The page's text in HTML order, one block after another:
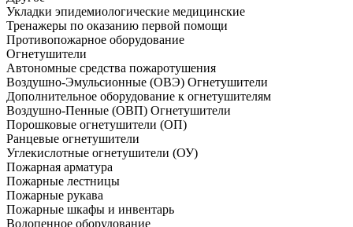
Укладки эпидемиологические медицинские
Тренажеры по оказанию первой помощи
Противопожарное оборудование
Огнетушители
Автономные средства пожаротушения
Воздушно-Эмульсионные (ОВЭ) Огнетушители
Дополнительное оборудование к огнетушителям
Воздушно-Пенные (ОВП) Огнетушители
Порошковые огнетушители (ОП)
Ранцевые огнетушители
Углекислотные огнетушители (ОУ)
Пожарная арматура
Пожарные лестницы
Пожарные рукава
Пожарные шкафы и инвентарь
Водопенное оборудование